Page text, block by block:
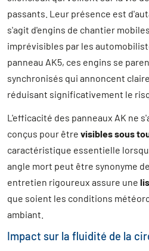
passants. Leur présence est
s'agit d'engins de chantier
imprévisibles par les
panneau AK5, ces engins se
synchronisés qui annoncent
réduisant significativement le
L'efficacité des panneaux AK ne
conçus pour être visibles sous
caractéristique essentielle
angle mort peut être synonyme
entretien rigoureux assure une
que soient les conditions
ambiant.
Impact sur la fluidité de la